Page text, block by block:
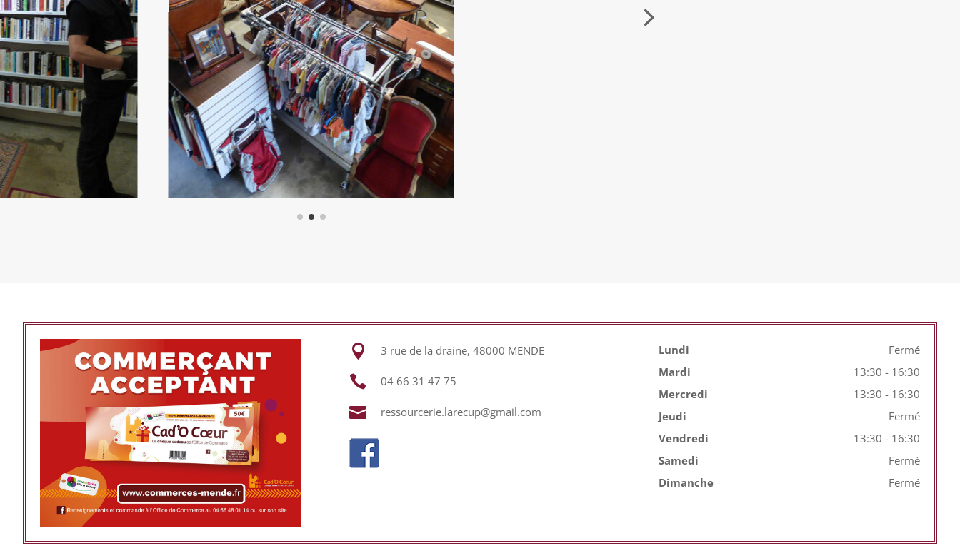
 3 rue de la draine, 48000 MENDE
 04 66 31 47 75
 ressourcerie.larecup@gmail.com
Lundi
Fermé
Mardi
13:30 - 16:30
Mercredi
13:30 - 16:30
Jeudi
Fermé
Vendredi
13:30 - 16:30
Samedi
Fermé
Dimanche
Fermé